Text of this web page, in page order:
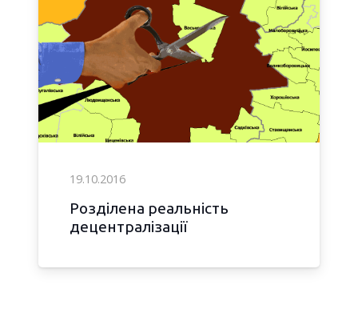
19.10.2016
Розділена реальність
децентралізації